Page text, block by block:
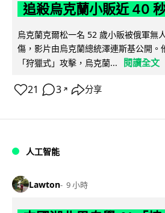
追殺烏克蘭小販近 40
烏克蘭克爾松一名 52 歲小販被俄軍無
傷，影片由烏克蘭總統澤連斯基公開。
「狩獵式」攻擊，烏克蘭...
閱讀全文
21 3 ↗ 分享
人工智能
Lawton 9 小時